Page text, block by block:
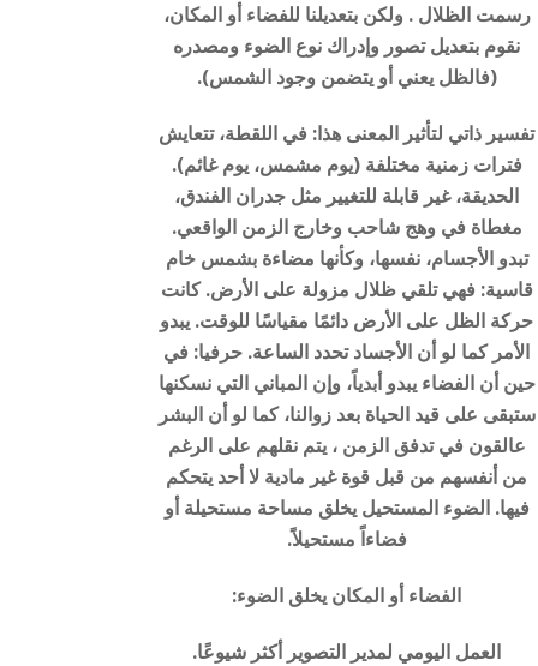
رسمت الظلال . ولكن بتعديلنا للفضاء أو المكان،
نقوم بتعديل تصور وإدراك نوع الضوء ومصدره
(فالظل يعني أو يتضمن وجود الشمس).
تفسير ذاتي لتأثير المعنى هذا: في اللقطة، تتعايش
فترات زمنية مختلفة (يوم مشمس، يوم غائم).
الحديقة، غير قابلة للتغيير مثل جدران الفندق،
مغطاة في وهج شاحب وخارج الزمن الواقعي.
تبدو الأجسام، نفسها، وكأنها مضاءة بشمس خام
قاسية: فهي تلقي ظلال مزولة على الأرض. كانت
حركة الظل على الأرض دائمًا مقياسًا للوقت. يبدو
الأمر كما لو أن الأجساد تحدد الساعة. حرفيا: في
حين أن الفضاء يبدو أبدياً، وإن المباني التي نسكنها
ستبقى على قيد الحياة بعد زوالنا، كما لو أن البشر
عالقون في تدفق الزمن ، يتم نقلهم على الرغم
من أنفسهم من قبل قوة غير مادية لا أحد يتحكم
فيها. الضوء المستحيل يخلق مساحة مستحيلة أو
فضاءاً مستحيلاً.
الفضاء أو المكان يخلق الضوء:
العمل اليومي لمدير التصوير أكثر شيوعًا.